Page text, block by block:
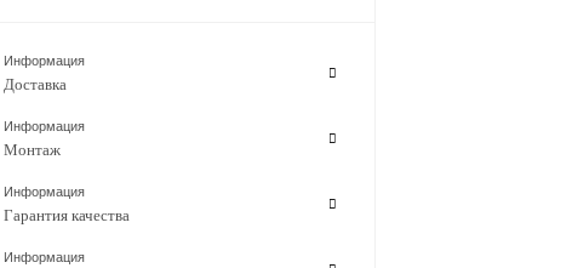
Информация
Доставка
Информация
Монтаж
Информация
Гарантия качества
Информация